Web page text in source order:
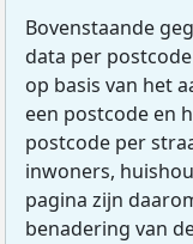
Bovenstaande
data per
op basis van het
een postcode en
postcode per
inwoners,
pagina zijn
benadering van